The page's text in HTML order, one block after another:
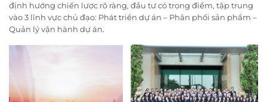
định hướng chiến lược rõ ràng, đầu tư có trọng điểm, tập trung
vào 3 lĩnh vực chủ đạo: Phát triển dự án – Phân phối sản phẩm –
Quản lý vận hành dự án.